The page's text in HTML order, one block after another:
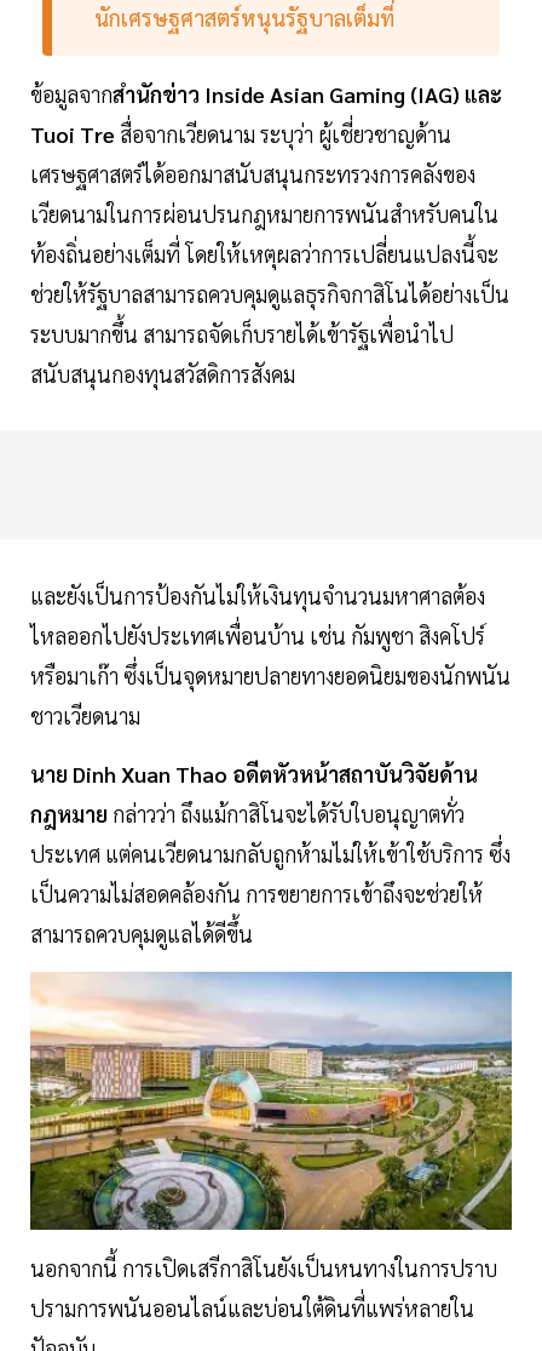
นักเศรษฐศาสตร์หนุนรัฐบาลเต็มที่
ข้อมูลจากสำนักข่าว Inside Asian Gaming (IAG) และ
Tuoi Tre สื่อจากเวียดนาม ระบุว่า ผู้เชี่ยวชาญด้าน
เศรษฐศาสตร์ได้ออกมาสนับสนุนกระทรวงการคลังของ
เวียดนามในการผ่อนปรนกฎหมายการพนันสำหรับคนใน
ท้องถิ่นอย่างเต็มที่ โดยให้เหตุผลว่าการเปลี่ยนแปลงนี้จะ
ช่วยให้รัฐบาลสามารถควบคุมดูแลธุรกิจกาสิโนได้อย่างเป็น
ระบบมากขึ้น สามารถจัดเก็บรายได้เข้ารัฐเพื่อนำไป
สนับสนุนกองทุนสวัสดิการสังคม
และยังเป็นการป้องกันไม่ให้เงินทุนจำนวนมหาศาลต้อง
ไหลออกไปยังประเทศเพื่อนบ้าน เช่น กัมพูชา สิงคโปร์
หรือมาเก๊า ซึ่งเป็นจุดหมายปลายทางยอดนิยมของนักพนัน
ชาวเวียดนาม
นาย Dinh Xuan Thao อดีตหัวหน้าสถาบันวิจัยด้าน
กฎหมาย กล่าวว่า ถึงแม้กาสิโนจะได้รับใบอนุญาตทั่ว
ประเทศ แต่คนเวียดนามกลับถูกห้ามไม่ให้เข้าใช้บริการ ซึ่ง
เป็นความไม่สอดคล้องกัน การขยายการเข้าถึงจะช่วยให้
สามารถควบคุมดูแลได้ดีขึ้น
นอกจากนี้ การเปิดเสรีกาสิโนยังเป็นหนทางในการปราบ
ปรามการพนันออนไลน์และบ่อนใต้ดินที่แพร่หลายใน